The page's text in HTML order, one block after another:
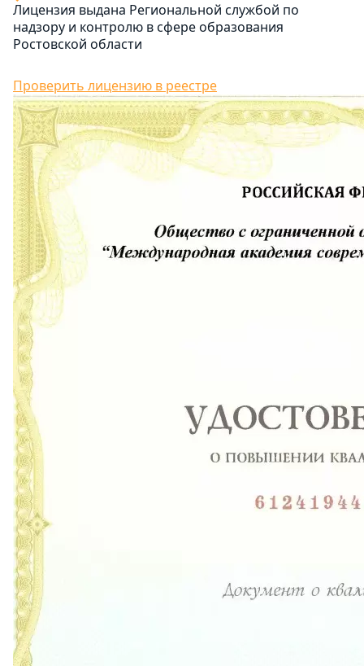
Лицензия выдана Региональной службой по
надзору и контролю в сфере образования
Ростовской области
Проверить лицензию в реестре